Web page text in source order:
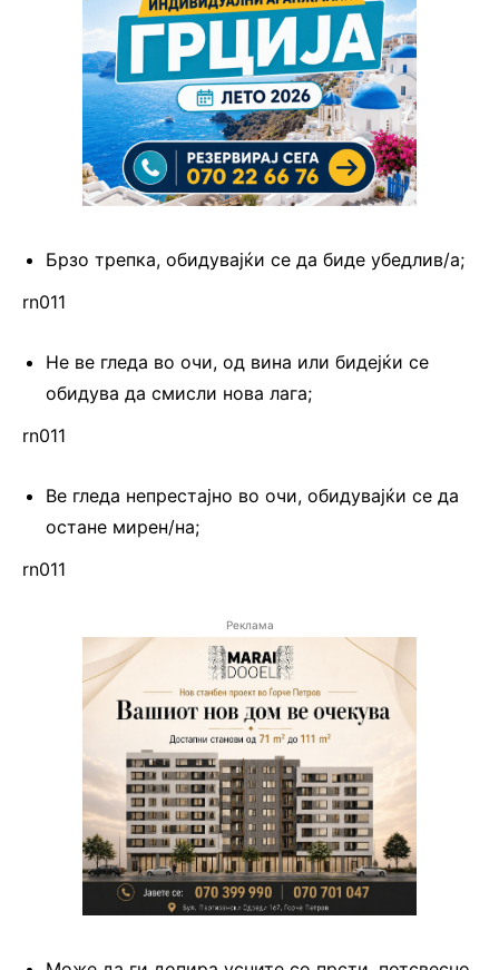
Брзо трепка, обидувајќи се да биде убедлив/а;
rn011
Не ве гледа во очи, од вина или бидејќи се
обидува да смисли нова лага;
rn011
Ве гледа непрестајно во очи, обидувајќи се да
остане мирен/на;
rn011
Реклама